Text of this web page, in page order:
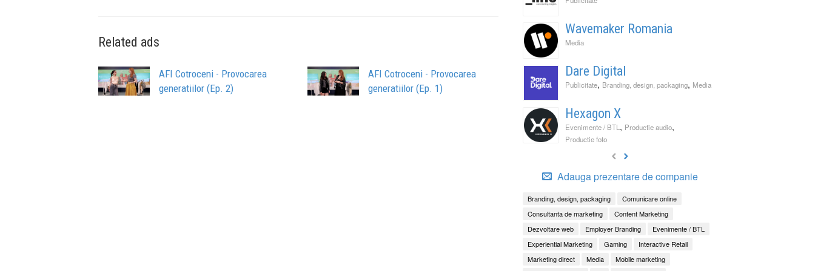
Related ads
AFI Cotroceni - Provocarea
generatiilor (Ep. 2)
AFI Cotroceni - Provocarea
generatiilor (Ep. 1)
Wavemaker Romania
Media
Dare Digital
Publicitate, Branding, design, packaging, Media
Hexagon X
Evenimente / BTL , Productie audio,
Productie foto
Adauga prezentare de companie
Branding, design, packaging
Comunicare online
Consultanta de marketing
Content Marketing
Dezvoltare web
Employer Branding
Evenimente / BTL
Experiential Marketing
Gaming
Interactive Retail
Marketing direct
Media
Mobile marketing